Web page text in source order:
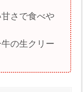
さで食べや
の生クリー